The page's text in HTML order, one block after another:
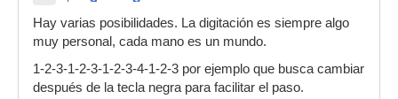
Hay varias posibilidades. La digitación es siempre algo
muy personal, cada mano es un mundo.
1-2-3-1-2-3-1-2-3-4-1-2-3 por ejemplo que busca cambiar
después de la tecla negra para facilitar el paso.